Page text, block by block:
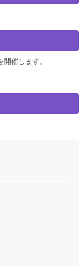
催します。